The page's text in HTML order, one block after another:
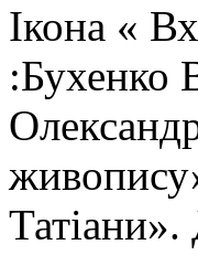
Ікона «
:Бухенко
Татіани».